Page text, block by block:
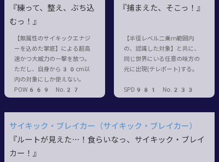
『練って、整え、ぶち込
むっ！』
【無属性のサイキックエナジ
ーを込めた掌底】による超高
速かつ大威力の一撃を放つ。
ただし、自身から30cm以
内の対象にしか使えない。
POW669 No.27
『捕まえた、そこっ！』
【半径レベル二乗ｍ範囲内
の、認識した対象】と共に、
同じ世界にいる任意の味方の
元に出現(テレポート)する。
SPD981 No.233
サイキック・ブレイカー（サイキック・ブレイカー）
『ルートが見えた…！食らいなっ、サイキック・ブレイ
カー！』